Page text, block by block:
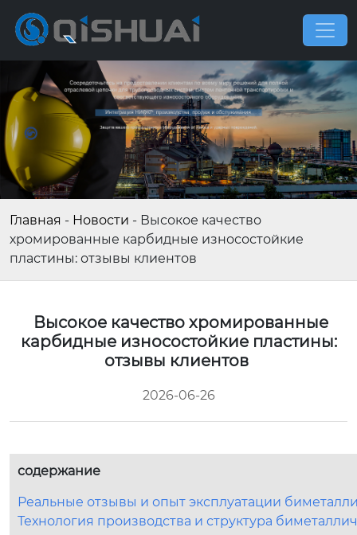
Главная - Новости - Высокое качество
хромированные карбидные износостойкие
пластины: отзывы клиентов
Высокое качество хромированные
карбидные износостойкие пластины:
отзывы клиентов
2026-06-26
содержание
Реальные отзывы и опыт эксплуатации
Технология производства и структура